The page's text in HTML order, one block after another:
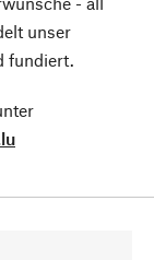
unser
fundiert.